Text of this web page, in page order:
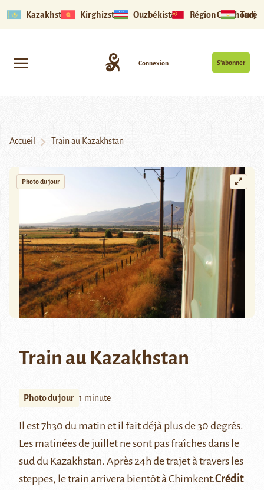
Kazakhstan Kirghizstan Ouzbékistan Région Ouïghoure
S’abonner
Connexion
Accueil Train au Kazakhstan
Photo du jour
Train au Kazakhstan
Photo du jour 1 minute
Il est 7h30 du matin et il fait déjà plus de 30 degrés.
Les matinées de juillet ne sont pas fraîches dans le
sud du Kazakhstan. Après 24h de trajet à travers les
steppes, le train arrivera bientôt àChimkent.Crédit